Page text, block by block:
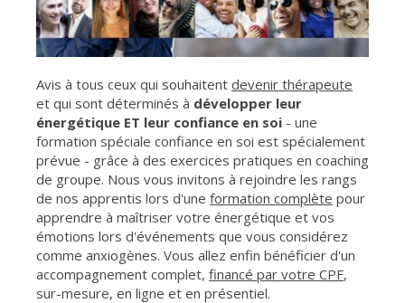
Avis à tous ceux qui souhaitent devenir thérapeute
et qui sont déterminés à développer leur
énergétique ET leur confiance en soi - une
formation spéciale confiance en soi est spécialement
prévue - grâce à des exercices pratiques en coaching
de groupe. Nous vous invitons à rejoindre les rangs
de nos apprentis lors d'une formation complète pour
apprendre à maîtriser votre énergétique et vos
émotions lors d'événements que vous considérez
comme anxiogènes. Vous allez enfin bénéficier d'un
accompagnement complet, financé par votre CPF,
sur-mesure, en ligne et en présentiel.